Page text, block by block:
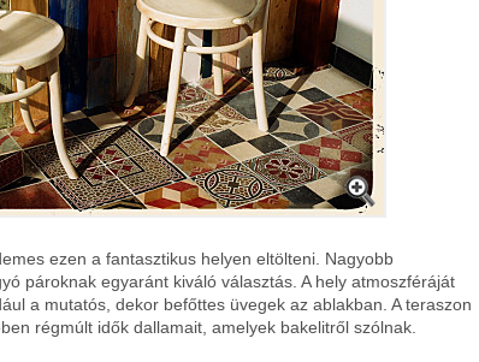
ezen a fantasztikus helyen eltölteni. Nagyobb
pároknak egyaránt kiváló választás. A hely atmoszféráját
a mutatós, dekor befőttes üvegek az ablakban. A teraszon
régmúlt idők dallamait, amelyek bakelitről szólnak.